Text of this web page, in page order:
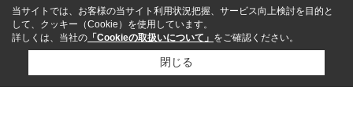
当サイトでは、お客様の当サイト利用状況把握、サービス向上検討を目的と
して、クッキー（Cookie）を使用しています。
詳しくは、当社の 「Cookieの取扱いについて」 をご確認ください。
閉じる